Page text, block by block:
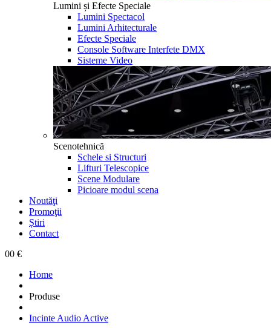
Lumini și Efecte Speciale
Lumini Spectacol
Lumini Arhitecturale
Efecte Speciale
Console Software Interfete DMX
Sisteme Video
Scenotehnică
Schele si Structuri
Lifturi Telescopice
Scene Modulare
Picioare modul scena
Noutăţi
Promoţii
Știri
Contact
00 €
Home
Produse
Incinte Audio Active